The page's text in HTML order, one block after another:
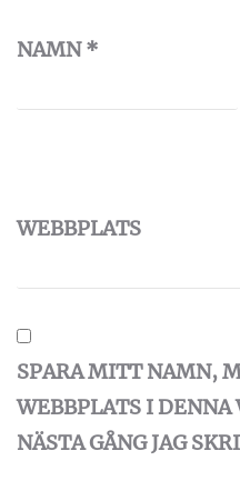
NAMN*
WEBBPLATS
SPARA MITT NAMN,
WEBBPLATS I DENNA
NÄSTA GÅNG JAG